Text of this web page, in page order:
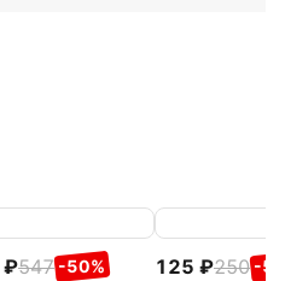
547 -50% 125 250 -